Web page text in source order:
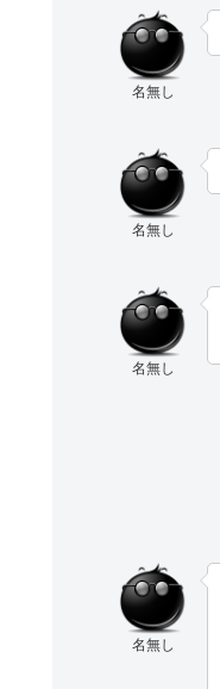
名無し
名無し
名無し
名無し